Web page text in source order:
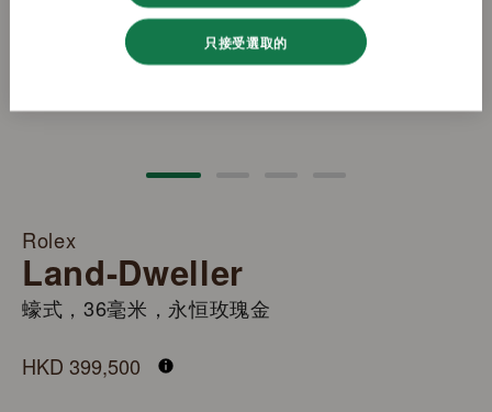
Rolex
Land-Dweller
蠔式，36毫米，永恒玫瑰金
HKD 399,500
只接受選取的